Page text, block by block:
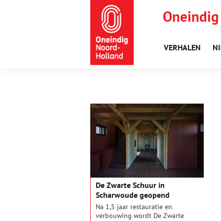
VERHALEN
De Zwarte Schuur in
Scharwoude geopend
Na 1,5 jaar restauratie en
verbouwing wordt De Zwarte